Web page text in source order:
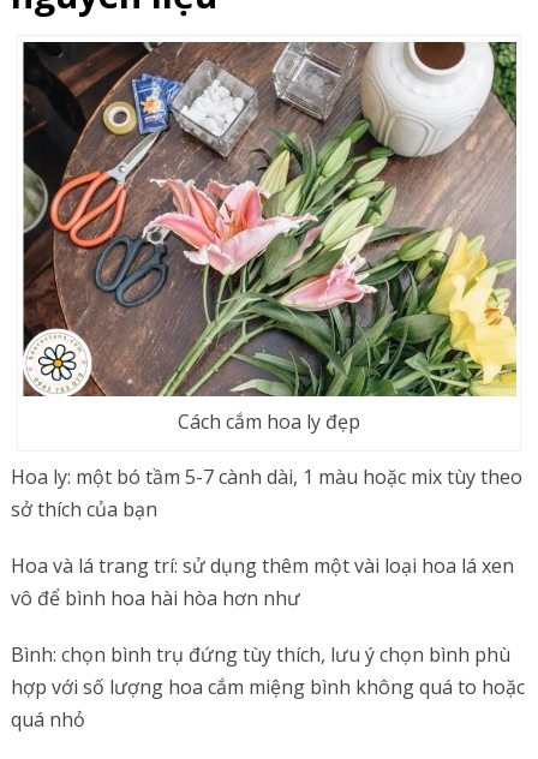
Cách cắm hoa ly đẹp
Hoa ly: một bó tầm 5-7 cành dài, 1 màu hoặc mix tùy theo
sở thích của bạn
Hoa và lá trang trí: sử dụng thêm một vài loại hoa lá xen
vô để bình hoa hài hòa hơn như
Bình: chọn bình trụ đứng tùy thích, lưu ý chọn bình phù
hợp với số lượng hoa cắm miệng bình không quá to hoặc
quá nhỏ